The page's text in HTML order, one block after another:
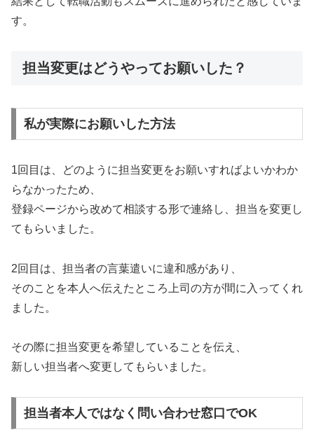
す。
担当変更はどうやってお願いした？
私が実際にお願いした方法
1回目は、どのように担当変更をお願いすればよいかわか
らなかったため、
登録ページから改めて相談する形で連絡し、担当を変更し
てもらいました。
2回目は、担当者の言葉遣いに違和感があり、
そのことを本人へ伝えたところ上司の方が間に入ってくれ
ました。
その際に担当変更を希望していることを伝え、
新しい担当者へ変更してもらいました。
担当者本人ではなく問い合わせ窓口でOK